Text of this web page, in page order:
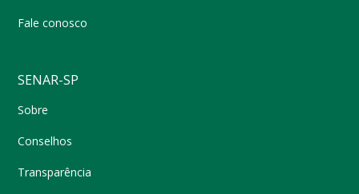
Fale conosco
SENAR-SP
Sobre
Conselhos
Transparência